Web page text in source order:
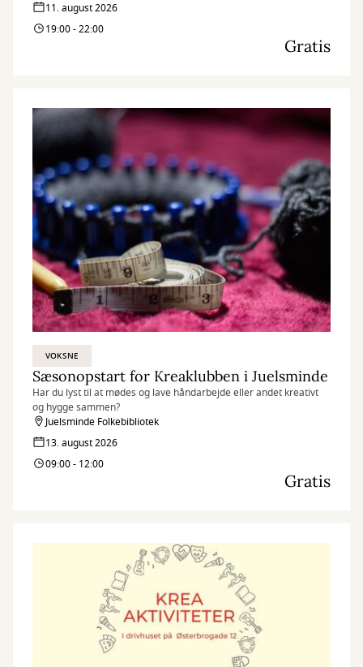
11. august 2026
19:00 - 22:00
Gratis
VOKSNE
Sæsonopstart for Kreaklubben i Juelsminde
Har du lyst til at mødes og lave håndarbejde eller andet kreativt
og hygge sammen?
Juelsminde Folkebibliotek
13. august 2026
09:00 - 12:00
Gratis